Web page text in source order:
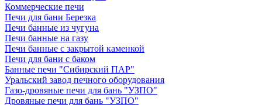
Коммерческие печи
Печи для бани Березка
Печи банные из чугуна
Печи банные на газу
Печи банные с закрытой каменкой
Печи для бани с баком
Банные печи "Сибирский ПАР"
Уральский завод печного оборудования
Газо-дровяные печи для бань "УЗПО"
Дровяные печи для бань "УЗПО"